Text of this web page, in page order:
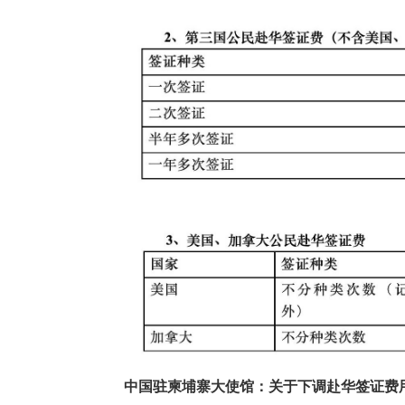
中国驻柬埔寨大使馆：关于下调赴华签证费